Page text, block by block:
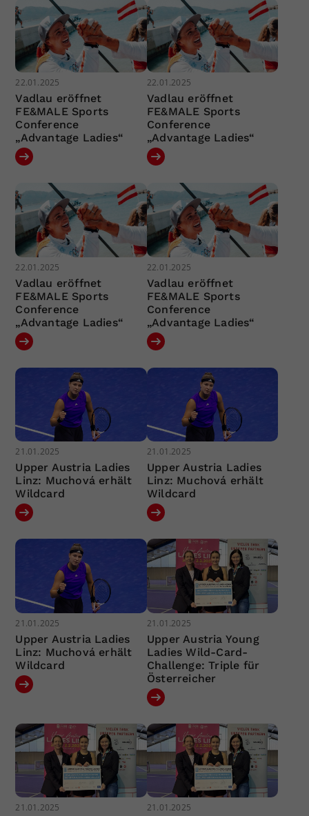
22.01.2025
Vadlau eröffnet
FE&MALE Sports
Conference
„Advantage Ladies“
22.01.2025
Vadlau eröffnet
FE&MALE Sports
Conference
„Advantage Ladies“
22.01.2025
Vadlau eröffnet
FE&MALE Sports
Conference
„Advantage Ladies“
22.01.2025
Vadlau eröffnet
FE&MALE Sports
Conference
„Advantage Ladies“
21.01.2025
Upper Austria Ladies
Linz: Muchová erhält
Wildcard
21.01.2025
Upper Austria Ladies
Linz: Muchová erhält
Wildcard
21.01.2025
Upper Austria Ladies
Linz: Muchová erhält
Wildcard
21.01.2025
Upper Austria Young
Ladies Wild-Card-
Challenge: Triple für
Österreicher
21.01.2025 21.01.2025